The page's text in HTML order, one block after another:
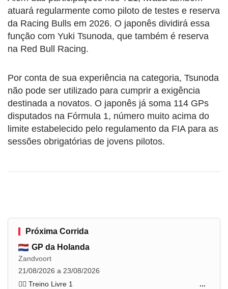
atuará regularmente como piloto de testes e reserva
da Racing Bulls em 2026. O japonês dividirá essa
função com Yuki Tsunoda, que também é reserva
na Red Bull Racing.
Por conta de sua experiência na categoria, Tsunoda
não pode ser utilizado para cumprir a exigência
destinada a novatos. O japonês já soma 114 GPs
disputados na Fórmula 1, número muito acima do
limite estabelecido pelo regulamento da FIA para as
sessões obrigatórias de jovens pilotos.
Próxima Corrida
GP da Holanda
Zandvoort
21/08/2026 a 23/08/2026
🏋️‍♂️ Treino Livre 1
...